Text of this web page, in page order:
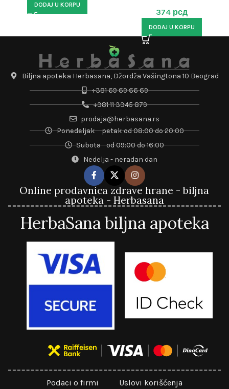
DODAJ U KORPU
374 рсд
DODAJ U KORPU
Biljna apoteka Herbasana, Džordža Vašingtona 10 Beograd
+381 69 69 66 69
+381 11 3345 879
prodaja@herbasana.rs
Ponedeljak – petak od 08:00 do 20:00
Subota - od 09:00 do 16:00
Nedelja - neradan dan
Online prodavnica zdrave hrane - biljna
apoteka - Herbasana
HerbaSana biljna apoteka
Podaci o firmi Uslovi korišćenja